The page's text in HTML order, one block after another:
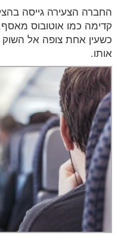
קדימה כמו אוטובוס
כשעין אחת צופה אל השוק
אותו.